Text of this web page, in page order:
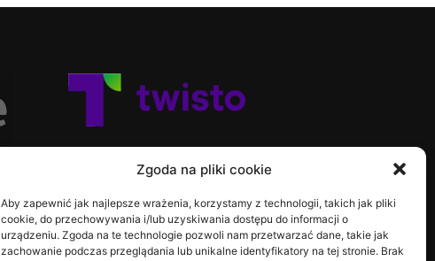
Zgoda na pliki cookie
Aby zapewnić jak najlepsze wrażenia, korzystamy z technologii, takich jak pliki
cookie, do przechowywania i/lub uzyskiwania dostępu do informacji o
urządzeniu. Zgoda na te technologie pozwoli nam przetwarzać dane, takie jak
zachowanie podczas przeglądania lub unikalne identyfikatory na tej stronie. Brak